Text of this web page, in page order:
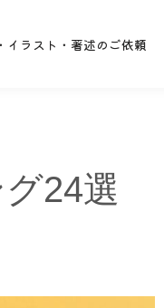
イラスト・著述のご依頼
24選